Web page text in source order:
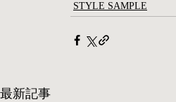
STYLE SAMPLE
最新記事